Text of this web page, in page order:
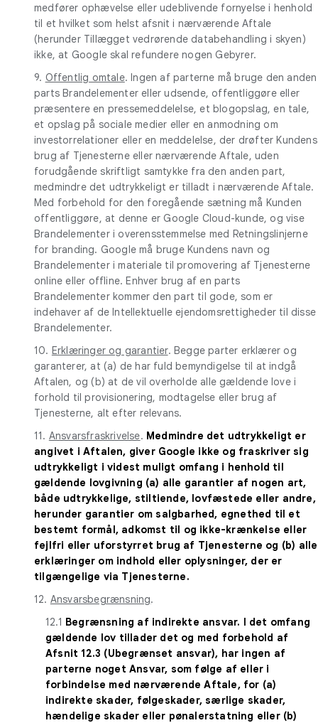
medfører ophævelse eller udeblivende fornyelse i henhold
til et hvilket som helst afsnit i nærværende Aftale
(herunder Tillægget vedrørende databehandling i skyen)
ikke, at Google skal refundere nogen Gebyrer.
9. Offentlig omtale. Ingen af parterne må bruge den anden
parts Brandelementer eller udsende, offentliggøre eller
præsentere en pressemeddelelse, et blogopslag, en tale,
et opslag på sociale medier eller en anmodning om
investorrelationer eller en meddelelse, der drøfter Kundens
brug af Tjenesterne eller nærværende Aftale, uden
forudgående skriftligt samtykke fra den anden part,
medmindre det udtrykkeligt er tilladt i nærværende Aftale.
Med forbehold for den foregående sætning må Kunden
offentliggøre, at denne er Google Cloud-kunde, og vise
Brandelementer i overensstemmelse med Retningslinjerne
for branding. Google må bruge Kundens navn og
Brandelementer i materiale til promovering af Tjenesterne
online eller offline. Enhver brug af en parts
Brandelementer kommer den part til gode, som er
indehaver af de Intellektuelle ejendomsrettigheder til disse
Brandelementer.
10. Erklæringer og garantier. Begge parter erklærer og
garanterer, at (a) de har fuld bemyndigelse til at indgå
Aftalen, og (b) at de vil overholde alle gældende love i
forhold til provisionering, modtagelse eller brug af
Tjenesterne, alt efter relevans.
11. Ansvarsfraskrivelse. Medmindre det udtrykkeligt er
angivet i Aftalen, giver Google ikke og fraskriver sig
udtrykkeligt i videst muligt omfang i henhold til
gældende lovgivning (a) alle garantier af nogen art,
både udtrykkelige, stiltiende, lovfæstede eller andre,
herunder garantier om salgbarhed, egnethed til et
bestemt formål, adkomst til og ikke-krænkelse eller
fejlfri eller uforstyrret brug af Tjenesterne og (b) alle
erklæringer om indhold eller oplysninger, der er
tilgængelige via Tjenesterne.
12. Ansvarsbegrænsning.
12.1 Begrænsning af indirekte ansvar. I det omfang
gældende lov tillader det og med forbehold af
Afsnit 12.3 (Ubegrænset ansvar), har ingen af
parterne noget Ansvar, som følge af eller i
forbindelse med nærværende Aftale, for (a)
indirekte skader, følgeskader, særlige skader,
hændelige skader eller pønalerstatning eller (b)